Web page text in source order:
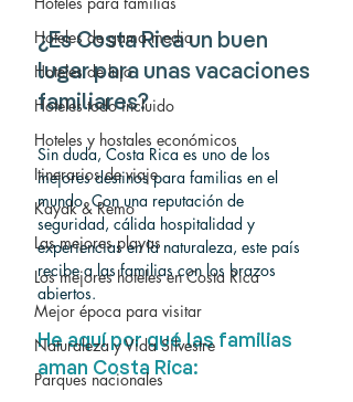
Hoteles de gama media
Hoteles de lujo
Hoteles todo incluido
Hoteles y hostales económicos
Itinerarios de viaje
Kayak & Remo
Las mejores playas
Los mejores hoteles en Costa Rica
Mejor época para visitar
Naturaleza y Vida Silvestre
Parques nacionales
¿Es Costa Rica un buen
lugar para unas vacaciones
familiares?
Sin duda, Costa Rica es uno de los
mejores destinos para familias en el
mundo. Con una reputación de
seguridad, cálida hospitalidad y
experiencias en la naturaleza, este país
recibe a las familias con los brazos
abiertos.
He aquí por qué las familias
aman Costa Rica: